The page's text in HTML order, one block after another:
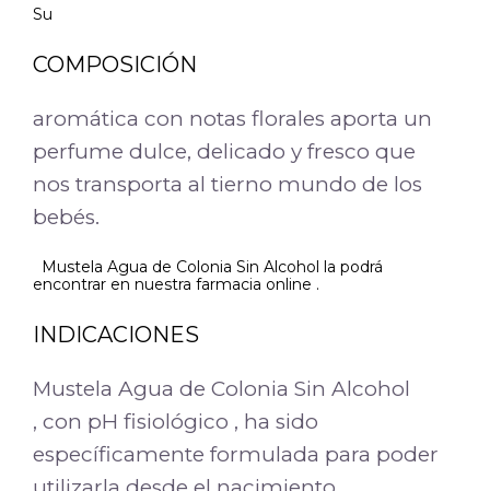
Su
COMPOSICIÓN
aromática con notas florales aporta un
perfume dulce, delicado y fresco que
nos transporta al tierno mundo de los
bebés.
Mustela Agua de Colonia Sin Alcohol la podrá
encontrar en nuestra farmacia online .
INDICACIONES
Mustela Agua de Colonia Sin Alcohol
, con pH fisiológico , ha sido
específicamente formulada para poder